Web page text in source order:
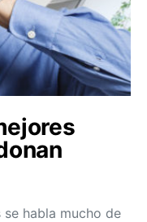
se habla mucho de